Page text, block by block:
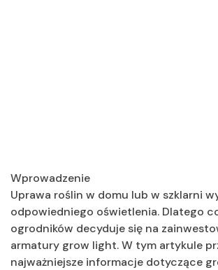
Wprowadzenie
Uprawa roślin w domu lub w szklarni
odpowiedniego oświetlenia. Dlatego
ogrodników decyduje się na
armatury grow light. W tym artykule
najważniejsze informacje dotyczące